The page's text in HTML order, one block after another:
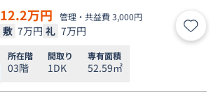
12.2万円 管理・共益費 3,000円
敷 7万円 礼 7万円 お気
所在階
03階
間取り
1DK
専有面積
52.59㎡